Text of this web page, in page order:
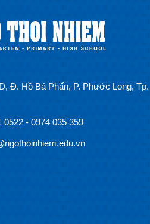
Đ. Hồ Bá Phấn, P. Phước Long, Tp.
0522 - 0974 035 359